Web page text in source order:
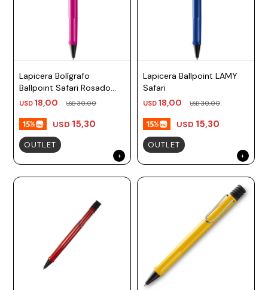
Lapicera Bolígrafo
Ballpoint Safari Rosado
TM negro Lamy
USD 18,00 USD30,00
USD 15,30
OUTLET
Lapicera Ballpoint LAMY
Safari
USD 18,00 USD30,00
USD 15,30
OUTLET